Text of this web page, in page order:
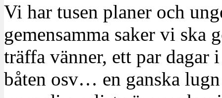
Vi har tusen planer och
gemensamma saker vi ska
träffa vänner, ett par dagar
båten osv… en ganska